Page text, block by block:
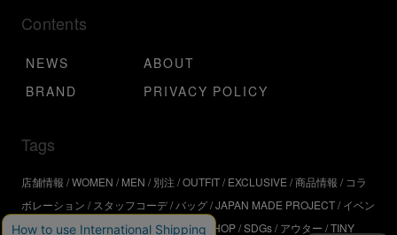
Contents
NEWS
ABOUT
BRAND
PRIVACY POLICY
Tags
店舗情報 WOMEN MEN 別注 OUTFIT EXCLUSIVE 商品情報
コラ
ボレーション
スタッフコーデ バッグ JAPAN MADE PROJECT イベン
ト アウトドア インタビュー WORKSHOP SDGs アウター TINY